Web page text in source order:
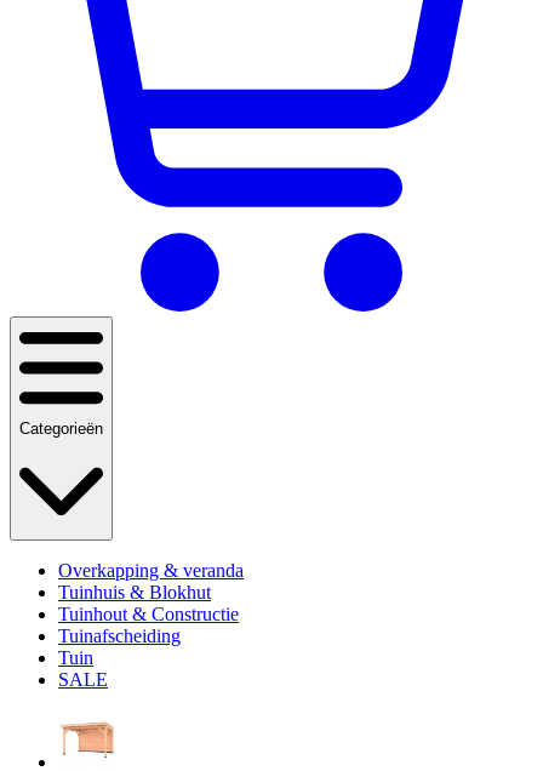
Categorieën
Overkapping & veranda
Tuinhuis & Blokhut
Tuinhout & Constructie
Tuinafscheiding
Tuin
SALE